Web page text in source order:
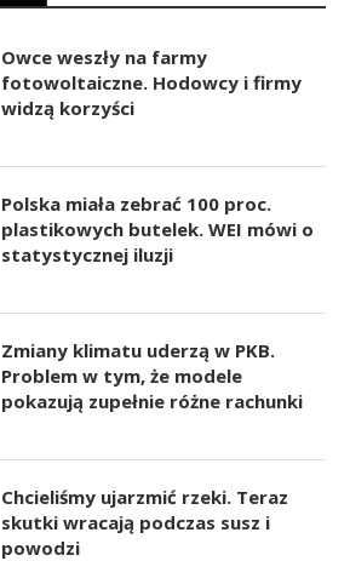
Owce weszły na farmy
fotowoltaiczne. Hodowcy i firmy
widzą korzyści
Polska miała zebrać 100 proc.
plastikowych butelek. WEI mówi o
statystycznej iluzji
Zmiany klimatu uderzą w PKB.
Problem w tym, że modele
pokazują zupełnie różne rachunki
Chcieliśmy ujarzmić rzeki. Teraz
skutki wracają podczas susz i
powodzi